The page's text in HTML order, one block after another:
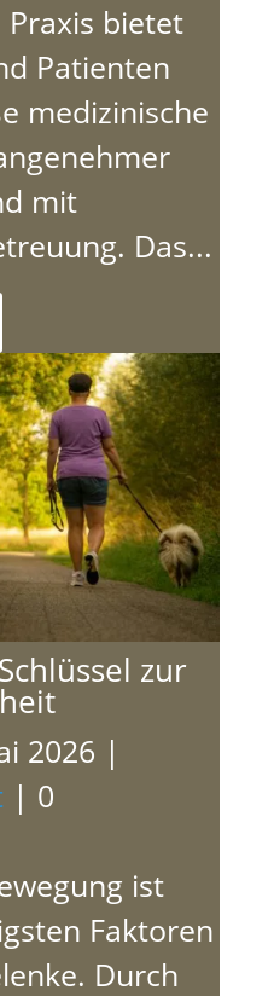
Praxis bietet
Patienten
medizinische
mit
Das...
zur
2026 |
| 0
ist
Faktoren
Durch